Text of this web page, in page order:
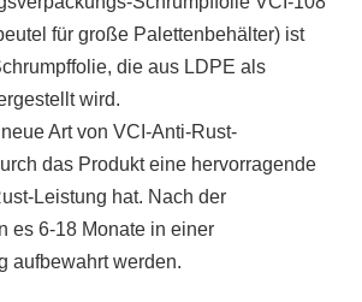
für große Palettenbehälter) ist
die aus LDPE als
wird.
Art von VCI-Anti-Rust-
das Produkt eine hervorragende
Leistung hat. Nach der
es 6-18 Monate in einer
aufbewahrt werden.